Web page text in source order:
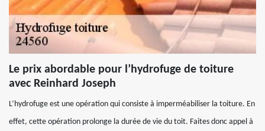
Le prix abordable pour l’hydrofuge de toiture
avec Reinhard Joseph
L’hydrofuge est une opération qui consiste à imperméabiliser la toiture. En
effet, cette opération prolonge la durée de vie du toit. Faites donc appel à